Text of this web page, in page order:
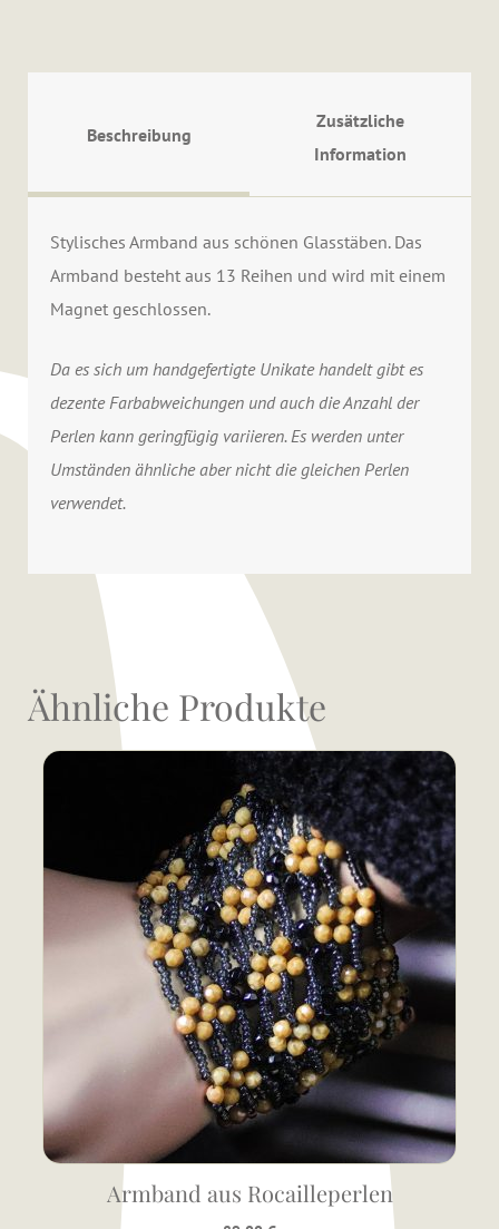
Beschreibung
Zusätzliche
Information
Stylisches Armband aus schönen Glasstäben. Das
Armband besteht aus 13 Reihen und wird mit einem
Magnet geschlossen.
Da es sich um handgefertigte Unikate handelt gibt es
dezente Farbabweichungen und auch die Anzahl der
Perlen kann geringfügig variieren. Es werden unter
Umständen ähnliche aber nicht die gleichen Perlen
verwendet.
Ähnliche Produkte
Armband aus Rocailleperlen